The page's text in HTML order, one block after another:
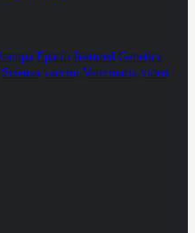
Epatiti featured Genetica
Scienza vaccini Veterinaria video